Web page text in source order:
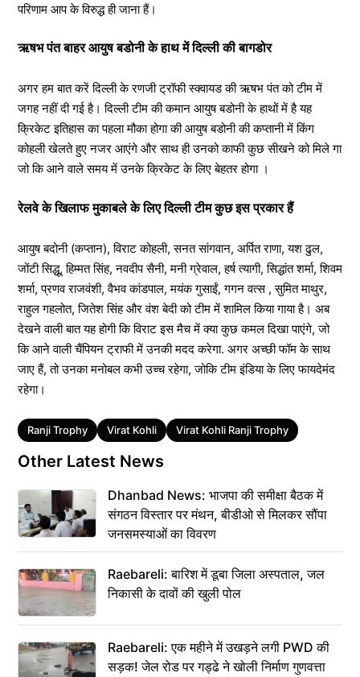
परिणाम आप के विरुद्ध ही जाना हैं।
ऋषभ पंत बाहर आयुष बडोनी के हाथ में दिल्ली की बागडोर
अगर हम बात करें दिल्ली के रणजी ट्रॉफी स्क्वायड की ऋषभ पंत को टीम में
जगह नहीं दी गई है। दिल्ली टीम की कमान आयुष बडोनी के हाथों में है यह
क्रिकेट इतिहास का पहला मौका होगा की आयुष बडोनी की कप्तानी में किंग
कोहली खेलते हुए नजर आएंगे और साथ ही उनको काफी कुछ सीखने को मिले गा
जो कि आने वाले समय में उनके क्रिकेट के लिए बेहतर होगा ।
रेलवे के खिलाफ मुकाबले के लिए दिल्‍ली टीम कुछ इस प्रकार हैं
आयुष बदोनी (कप्तान), विराट कोहली, सनत सांगवान, अर्पित राणा, यश ढुल,
जोंटी सिद्धू, हिम्मत सिंह, नवदीप सैनी, मनी ग्रेवाल, हर्ष त्यागी, सिद्धांत शर्मा, शिवम
शर्मा, प्रणव राजवंशी, वैभव कांडपाल, मयंक गुसाईं, गगन वत्स , सुमित माथुर,
राहुल गहलोत, जितेश सिंह और वंश बेदी को टीम में शामिल किया गाया है। अब
देखने वाली बात यह होगी कि विराट इस मैच में क्या कुछ कमल दिखा पाएंगे, जो
कि आने वाली चैंपियन ट्राफी में उनकी मदद करेगा. अगर अच्छी फॉम के साथ
जाए हैं, तो उनका मनोबल कभी उच्च रहेगा, जोकि टीम इंडिया के लिए फायदेमंद
रहेगा।
Tags
Ranji Trophy Virat Kohli Virat Kohli Ranji Trophy
Other Latest News
Dhanbad News: भाजपा की समीक्षा बैठक में
संगठन विस्तार पर मंथन, बीडीओ से मिलकर सौंपा
जनसमस्याओं का विवरण
Raebareli: बारिश में डूबा जिला अस्पताल, जल
निकासी के दावों की खुली पोल
Raebareli: एक महीने में उखड़ने लगी PWD की
सड़क! जेल रोड पर गड्ढे ने खोली निर्माण गुणवत्ता